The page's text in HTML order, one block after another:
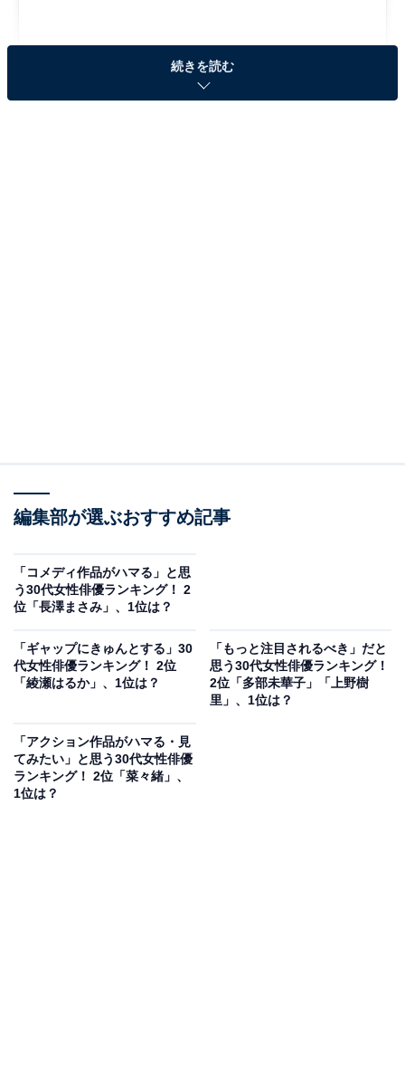
の映画『わたしのグランパ』で、日本アカデミー賞新人
俳優賞を受賞。早くから演技力が認められ、その勢いの
岩田冬子役に抜てきされます。透明感のある演技が評価
され、その後はNHK大河ドラマ『義経』や『Ns'あお
第1子出産後の産休を経て4月に芸能活動に復帰、情報エ
ンターテインメント番組『あしたが変わるトリセツショ
める映画『ミッシング』が2024年に公開されることが発
表され、変わらぬスタイルの良さと美貌を見せて女性か
らの人気も集めています。
続きを読む
編集部が選ぶおすすめ記事
「コメディ作品がハマる」と思
う30代女性俳優ランキング！ 2
位「長澤まさみ」、1位は？
「ギャップにきゅんとする」30
代女性俳優ランキング！ 2位
「綾瀬はるか」、1位は？
「もっと注目されるべき」だと
思う30代女性俳優ランキング！
2位「多部未華子」「上野樹
里」、1位は？
「アクション作品がハマる・見
てみたい」と思う30代女性俳優
ランキング！ 2位「菜々緒」、
1位は？